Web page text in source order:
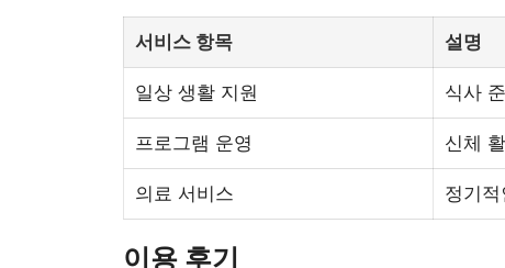
서비스 항목 설명
일상 생활 지원 식사
프로그램 운영 신체
의료 서비스 정기
이용 후기